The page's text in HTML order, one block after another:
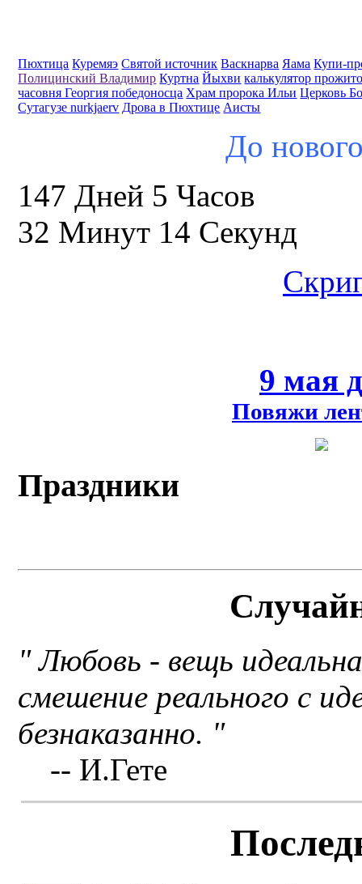
Пюхтица Куремяэ Святой источник Васкнарва Яама Купи-
Полицинский Владимир Куртна Йыхви калькулятор
часовня Георгия победоносца Храм пророка Ильи Церковь
Сутагузе nurkjaerv Дрова в Пюхтице Аисты
До
147 Дней 5 Часов
32 Минут 13 Секунд
9 мая
Повяжи
Праздники
" Любовь - вещь
смешение реального с
безнаказанно. "
-- И.Гете